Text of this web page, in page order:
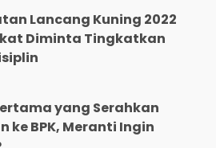
Lancang Kuning 2022
Diminta Tingkatkan
yang Serahkan
ke BPK, Meranti Ingin